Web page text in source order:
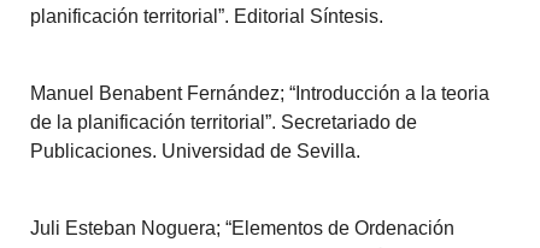
planificación territorial”. Editorial Síntesis.
Manuel Benabent Fernández; “Introducción a la teoria
de la planificación territorial”. Secretariado de
Publicaciones. Universidad de Sevilla.
Juli Esteban Noguera; “Elementos de Ordenación